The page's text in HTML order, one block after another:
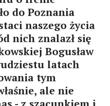
do Poznania
naszego życia
nich znalazł się
Bogusław
latach
tym
ale nie